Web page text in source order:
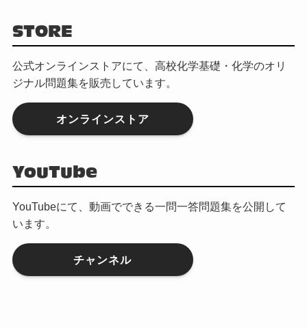
STORE
公式オンラインストアにて、高校化学基礎・化学のオリ
ジナル問題集を販売しています。
オンラインストア
YouTube
YouTubeにて、動画でできる一問一答問題集を公開して
います。
チャンネル